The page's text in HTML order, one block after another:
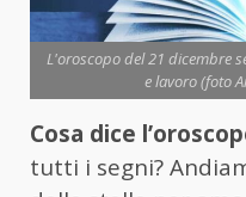
L'oroscopo del 21 dicembre
e lavoro (foto
Cosa dice
tutti i segni?